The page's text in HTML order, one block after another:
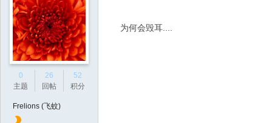
0
主题
26
回帖
52
积分
Frelions (飞蚊)
为何会毁耳....